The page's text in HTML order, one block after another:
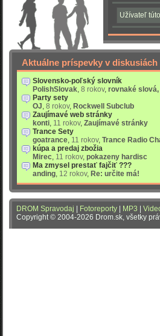
Užívateľ
Aktuálne príspevky v diskusiách
Slovensko-poľský slovník
PolishSlovak, 8 rokov, rovnaké
Party sety
OJ, 8 rokov, Rockwell Subclub
Zaujímavé web stránky
konti, 11 rokov, Zaujímavé stránky
Trance Sety
goatrance, 11 rokov, Trance Radio
kúpa a predaj zbožia
Mirec, 11 rokov, pokazeny hardisc
Ma zmysel prestať fajčiť ???
anding, 12 rokov, Re: určite má!
DROM Spravodaj Fotoreporty MP3
Copyright © 2004-2026 Drom.sk, všetky